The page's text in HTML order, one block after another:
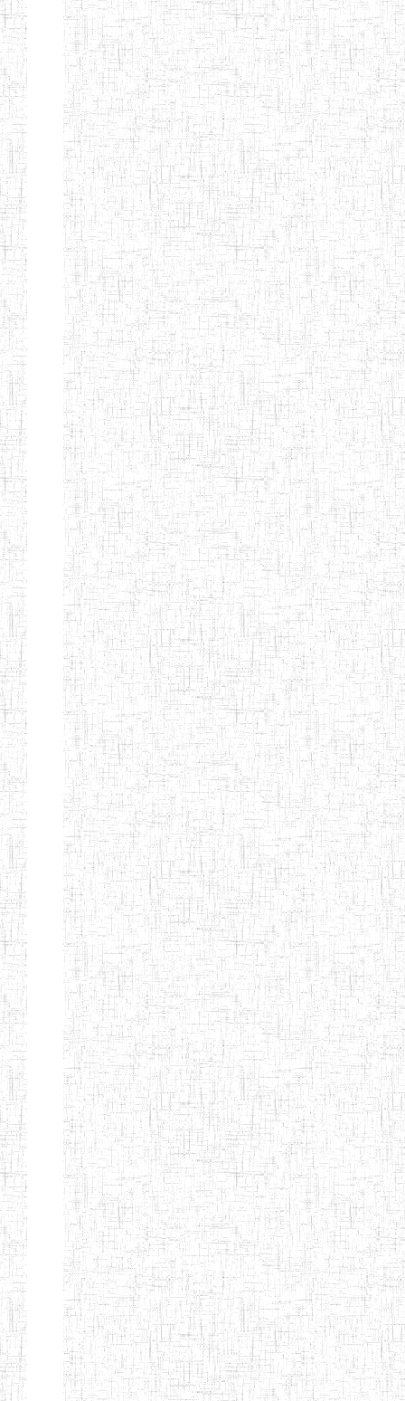
Afficher Page 4 sur 13 Total: 307
Début Préc. 1 2 3 4 5
6
Suivant
Fin
COLLEGE
"K.T.T.C NDOP"
ENIEG PRIVEE
BILINGUE
LAIQUE LES
PERFORMANCES
PEDAGOGIQUES
01/09/2015 ENIEG
ENIEG DU HAUT
NKAM
12/08/2013 ENIEG
ENIEG BILINGUE
DE L'IPEP DE
BANDJOUN
05/09/2003 ENIEG
ENIEG PRIVEE
NANFAH
07/09/2012 ENIEG
ENPIEG TERESA
JANE
14/03/2014 ENIEG
ENIEG
MODERNE
SAINTE MARIE
04/08/2010 ENIEG
ENIEG PRIVEE
BILINGUE LES
BOSONS
04/08/2010 ENIEG
ENIEG BILINGUE
LE NORMALIEN
CITOYEN
01/08/2014 ENIEG
ENIEG BILINGUE
CLAIRE
FONTAINE
03/10/2012 ENIEG
Etablissements
d'enseignement
secondaire
technique
et
professionnel